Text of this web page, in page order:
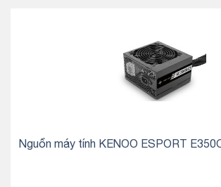
Nguồn máy tính KENOO ESPORT